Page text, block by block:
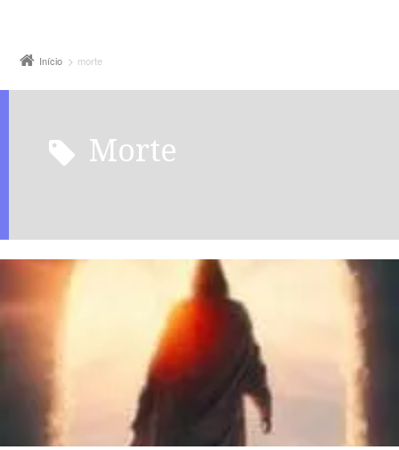
Início morte
morte